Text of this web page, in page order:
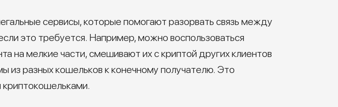
сервисы, которые помогают разорвать связь между
это требуется. Например, можно воспользоваться
на мелкие части, смешивают их с криптой других клиентов
из разных кошельков к конечному получателю. Это